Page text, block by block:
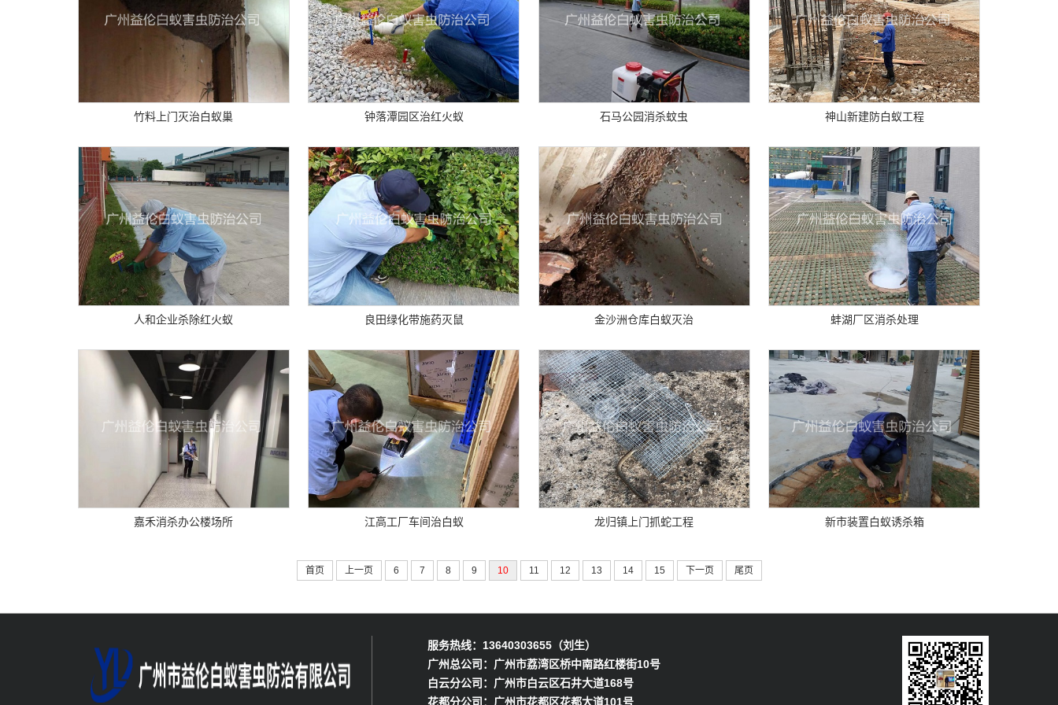
竹料上门灭治白蚁巢 钟落潭园区治红火蚁 石马公园消杀蚊虫 神山新建防白蚁工程
人和企业杀除红火蚁 良田绿化带施药灭鼠 金沙洲仓库白蚁灭治 蚌湖厂区消杀处理
嘉禾消杀办公楼场所 江高工厂车间治白蚁 龙归镇上门抓蛇工程 新市装置白蚁诱杀箱
首页 上一页 6 7 8 9 10 11 12 13 14 15 下一页 尾页
服务热线：13640303655（刘生）
广州总公司：广州市荔湾区桥中南路红楼街10号
白云分公司：广州市白云区石井大道168号
花都分公司：广州市花都区花都大道101号